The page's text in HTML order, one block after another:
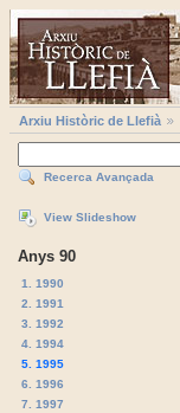
Arxiu Històric de Llefià
Recerca Avançada
View Slideshow
Anys 90
1. 1990
2. 1991
3. 1992
4. 1994
5. 1995
6. 1996
7. 1997